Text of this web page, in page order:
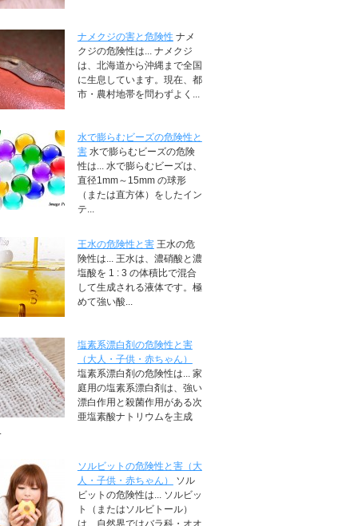
ナメクジの害と危険性 ナメ
クジの危険性は... ナメクジ
は、北海道から沖縄まで全国
に生息しています。現在、都
市・農村地帯を問わずよく...
水で膨らむビーズの危険性と
害 水で膨らむビーズの危険
性は... 水で膨らむビーズは、
直径1mm～15mm の球形
（または直方体）をしたイン
テ...
王水の危険性と害 王水の危
険性は... 王水は、濃硝酸と濃
塩酸を 1 : 3 の体積比で混合
して生成される液体です。極
めて強い酸...
塩素系漂白剤の危険性と害
（大人・子供・赤ちゃん）
塩素系漂白剤の危険性は... 家
庭用の塩素系漂白剤は、強い
漂白作用と殺菌作用がある次
亜塩素酸ナトリウムを主成
ソルビットの危険性と害（大
人・子供・赤ちゃん）
ソル
ビットの危険性は... ソルビッ
ト（またはソルビトール）
は、自然界ではバラ科・オオ